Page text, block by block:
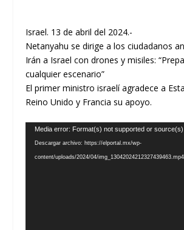
Israel. 13 de abril del 2024.-
Netanyahu se dirige a los ciudadanos
Irán a Israel con drones y misiles:
cualquier escenario”
El primer ministro israelí agradece a
Reino Unido y Francia su apoyo.
Reproductor
de
vídeo
Media error: Format(s) not supported or source(s)
Descargar archivo: https://elportal.mx/wp-
content/uploads/2024/04/